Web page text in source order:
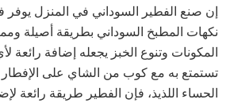
إن صنع الفطير السوداني في المنزل يوفر
نكهات المطبخ السوداني بطريقة أصيلة
المكونات وتنوع الخبز يجعله إضافة رائعة
تستمتع به مع كوب من الشاي على الإفطار
الحساء اللذيذ، فإن الفطير طريقة رائعة